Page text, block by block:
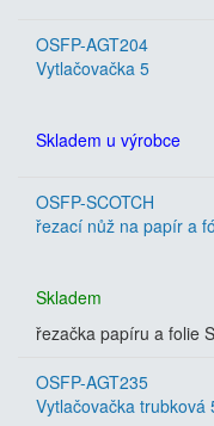
OSFP-AGT204
Vytlačovačka 5
Skladem u výrobce
OSFP-SCOTCH
řezací nůž na papír a
Skladem
řezačka papíru a folie
OSFP-AGT235
Vytlačovačka trubková